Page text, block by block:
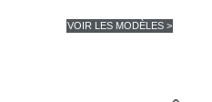
VOIR LES MODÈLES >